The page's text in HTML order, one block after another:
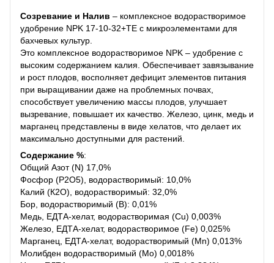
Созревание и Налив – комплексное водорастворимое
удобрение NPK 17-10-32+TE с микроэлементами для
бахчевых культур.
Это комплексное водорастворимое NPK – удобрение с
высоким содержанием калия. Обеспечивает завязывание
и рост плодов, восполняет дефицит элементов питания
при выращивании даже на проблемных почвах,
способствует увеличению массы плодов, улучшает
вызревание, повышает их качество. Железо, цинк, медь и
марганец представлены в виде хелатов, что делает их
максимально доступными для растений.
Содержание %:
Общий Азот (N) 17,0%
Фосфор (Р2О5), водорастворимый: 10,0%
Калий (К2О), водорастворимый: 32,0%
Бор, водорастворимый (В): 0,01%
Медь, ЕДТА-хелат, водорастворимая (Cu) 0,003%
Железо, ЕДТА-хелат, водорастворимое (Fe) 0,025%
Марганец, ЕДТА-хелат, водорастворимый (Mn) 0,013%
Молибден водорастворимый (Мо) 0,0018%